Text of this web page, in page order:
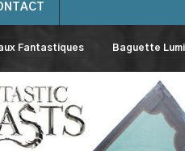
Fantastiques Baguette